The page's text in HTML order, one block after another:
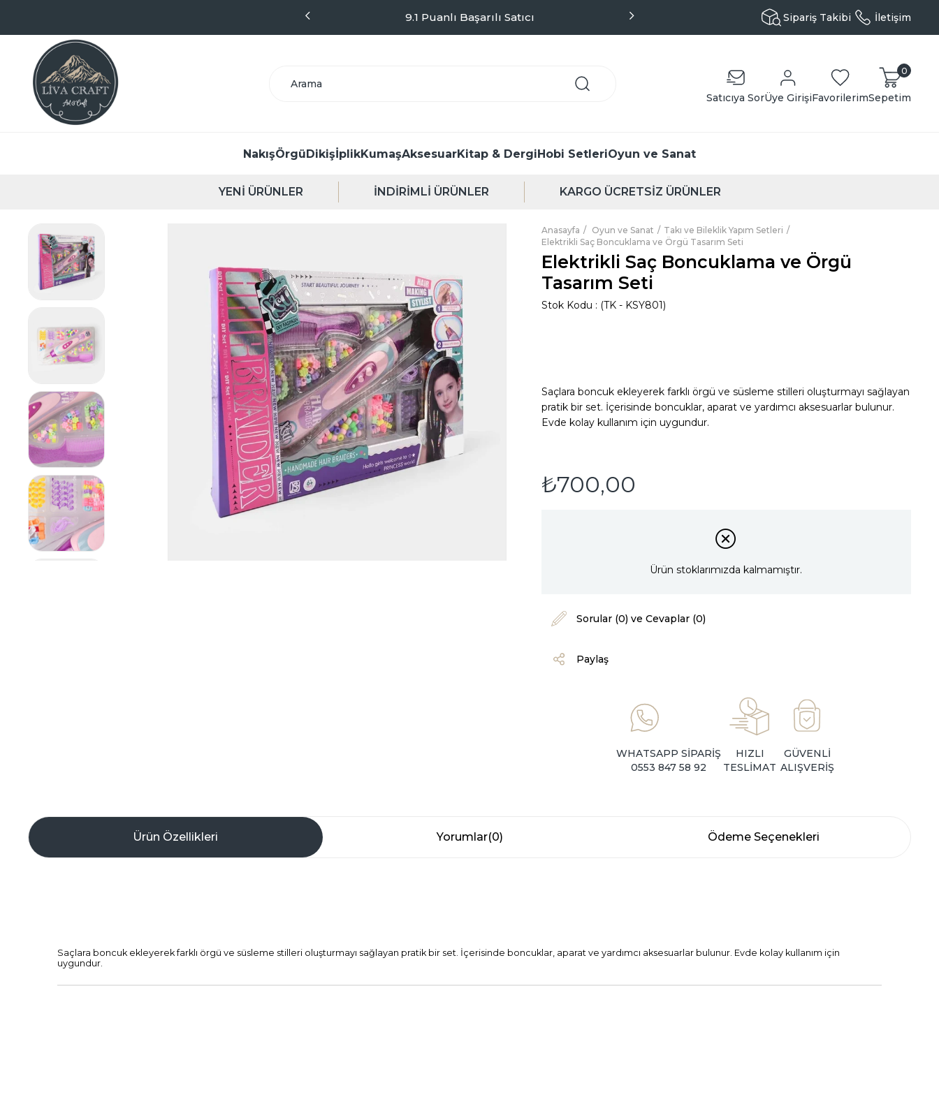
Kargo Sadece 99TL - Kapıda Ödeme Seçeneği Aynı Gün Kargo - Özenli Paketleme
Sipariş Takibi İletişim
Satıcıya SorÜye GirişiFavorilerimSepetim
0
NakışÖrgüDikişİplikKumaşAksesuarKitap & DergiHobi SetleriOyun ve Sanat
YENİ ÜRÜNLER İNDİRİMLİ ÜRÜNLER KARGO ÜCRETSİZ ÜRÜNLER
Anasayfa Oyun ve Sanat
Takı ve Bileklik Yapım Setleri
Elektrikli Saç Boncuklama ve Örgü Tasarım Seti
Elektrikli Saç Boncuklama ve Örgü
Tasarım Seti
Stok Kodu (TK - KSY801)
Saçlara boncuk ekleyerek farklı örgü ve süsleme stilleri oluşturmayı sağlayan
pratik bir set. İçerisinde boncuklar, aparat ve yardımcı aksesuarlar bulunur.
Evde kolay kullanım için uygundur.
₺700,00
Ürün stoklarımızda kalmamıştır.
Sorular (0) ve Cevaplar (0)
Paylaş
WHATSAPP SİPARİŞ
0553 847 58 92
HIZLI
TESLİMAT
GÜVENLİ
ALIŞVERİŞ
Ürün Özellikleri Yorumlar(0) Ödeme Seçenekleri
Saçlara boncuk ekleyerek farklı örgü ve süsleme stilleri oluşturmayı sağlayan pratik bir set. İçerisinde boncuklar, aparat ve yardımcı aksesuarlar bulunur. Evde kolay kullanım için
uygundur.